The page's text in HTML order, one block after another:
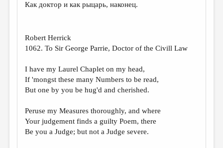
ОБЪЯВЛЕНИЯ
КОЛОНКА РЕДАКТОРА
РЕДКОЛЛЕГИЯ
МАЛАЯ ПРОЗА
ЭССЕИСТИКА
Как доктор и как рыцарь, наконец.
Robert Herrick
1062. To Sir George Parrie, Doctor of the Civill Law
I have my Laurel Chaplet on my head,
If 'mongst these many Numbers to be read,
But one by you be hug'd and cherished.
Peruse my Measures thoroughly, and where
Your judgement finds a guilty Poem, there
Be you a Judge; but not a Judge severe.